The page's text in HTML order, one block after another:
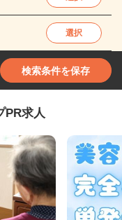
選択
検索条件を保存
PR求人